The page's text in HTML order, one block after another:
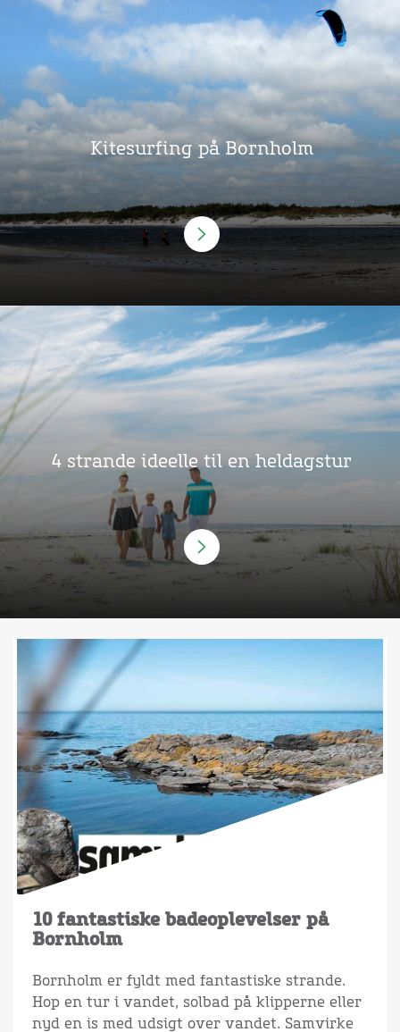
Kitesurfing på Bornholm
4 strande ideelle til en heldagstur
10 fantastiske badeoplevelser på
Bornholm
Bornholm er fyldt med fantastiske strande.
Hop en tur i vandet, solbad på klipperne eller
nyd en is med udsigt over vandet. Samvirke